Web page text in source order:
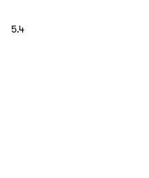
5.4